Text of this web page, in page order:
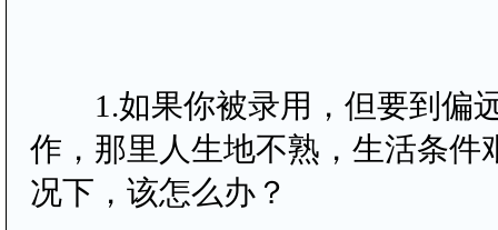
1.如果你被录用，但要到偏
作，那里人生地不熟，生活条件
况下，该怎么办？